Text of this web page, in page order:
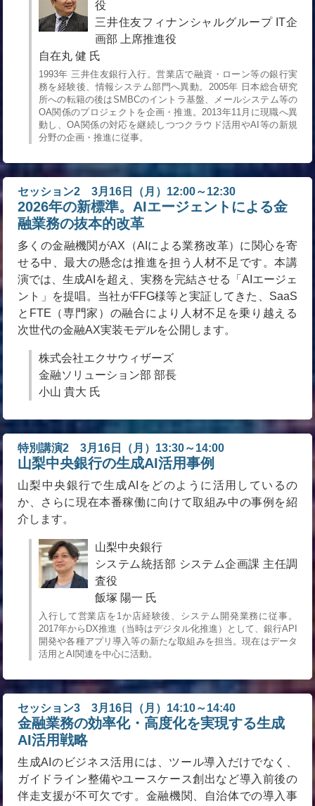
役
三井住友フィナンシャルグループ IT企
画部 上席推進役
自在丸 健 氏
1993年 三井住友銀行入行。営業店で融資・ローン等の銀行実
務を経験後、情報システム部門へ異動。2005年 日本総合研究
所への転籍の後はSMBCのイントラ基盤、メールシステム等の
OA関係のプロジェクトを企画・推進。2013年11月に現職へ異
動し、OA関係の対応を継続しつつクラウド活用やAI等の新規
分野の企画・推進に従事。
セッション2 3月16日（月）12:00～12:30
2026年の新標準。AIエージェントによる金
融業務の抜本的改革
多くの金融機関がAX（AIによる業務改革）に関心を寄
せる中、最大の懸念は推進を担う人材不足です。本講
演では、生成AIを超え、実務を完結させる「AIエージェ
ント」を提唱。当社がFFG様等と実証してきた、SaaS
とFTE（専門家）の融合により人材不足を乗り越える
次世代の金融AX実装モデルを公開します。
株式会社エクサウィザーズ
金融ソリューション部 部長
小山 貴大 氏
特別講演2 3月16日（月）13:30～14:00
山梨中央銀行の生成AI活用事例
山梨中央銀行で生成AIをどのように活用しているの
か、さらに現在本番稼働に向けて取組み中の事例を紹
介します。
山梨中央銀行
システム統括部 システム企画課 主任調
査役
飯塚 陽一 氏
入行して営業店を1か店経験後、システム開発業務に従事。
2017年からDX推進（当時はデジタル化推進）として、銀行API
開発や各種アプリ導入等の新たな取組みを担当。現在はデータ
活用とAI関連を中心に活動。
セッション3 3月16日（月）14:10～14:40
金融業務の効率化・高度化を実現する生成
AI活用戦略
生成AIのビジネス活用には、ツール導入だけでなく、
ガイドライン整備やユースケース創出など導入前後の
伴走支援が不可欠です。金融機関、自治体での導入事